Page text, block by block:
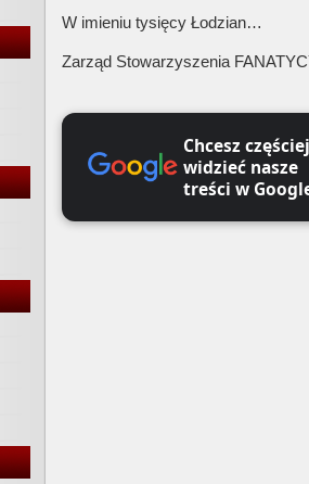
W imieniu tysięcy Łodzian…
Zarząd Stowarzyszenia
Chcesz częściej
widzieć nasze
treści w